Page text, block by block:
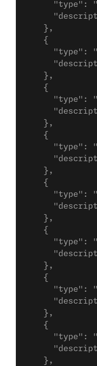
"type":
    },
    {
"type":
    },
    {
"type":
    },
    {
"type":
    },
    {
"type":
    },
    {
"type":
    },
    {
"type":
    },
    {
"type":
    },